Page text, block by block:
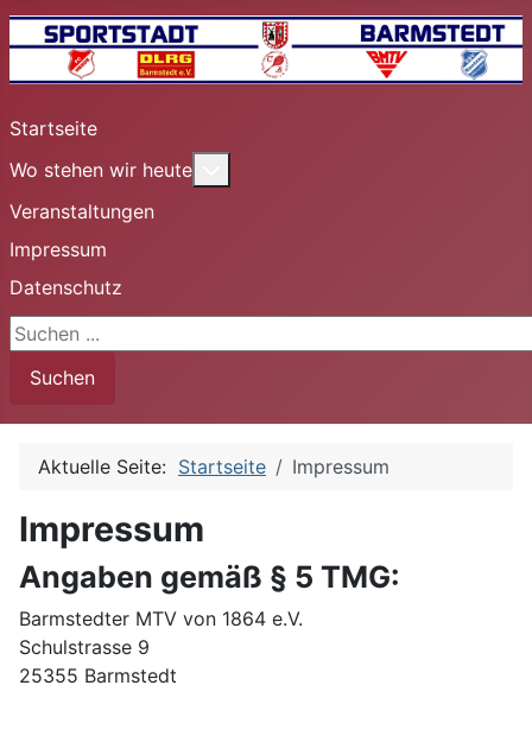
Startseite
Wo stehen wir heute
Veranstaltungen
Impressum
Datenschutz
Suchen ...
Suchen
Aktuelle Seite: Startseite Impressum
Impressum
Angaben gemäß § 5 TMG:
Barmstedter MTV von 1864 e.V.
Schulstrasse 9
25355 Barmstedt